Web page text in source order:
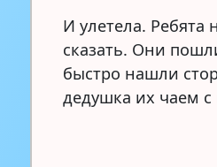
И улетела. Ребята
сказать. Они
быстро нашли
дедушка их чаем с